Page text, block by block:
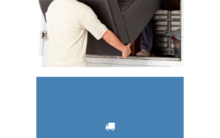
UMWELTPARTNERSCHAFT
HAFTUNGSBESTIMMUNGEN